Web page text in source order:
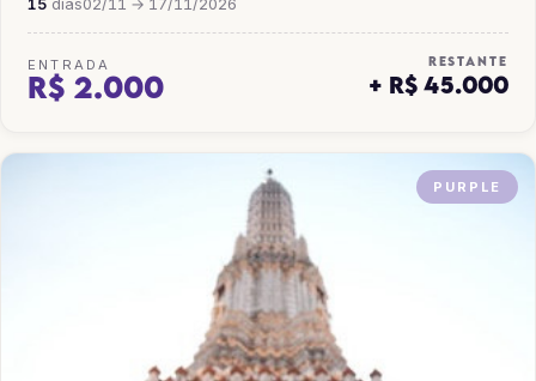
15 dias02/11 → 17/11/2026
ENTRADA
R$ 2.000
RESTANTE
+ R$ 45.000
PURPLE